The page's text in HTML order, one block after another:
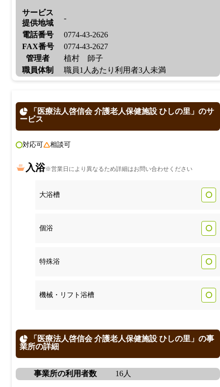
サービス
提供地域
-
電話番号
0774-43-2626
FAX番号
0774-43-2627
管理者
植村 師子
職員体制
職員1人あたり利用者3人未満
「医療法人啓信会 介護老人保健施設 ひしの里」のサ
ービス
対応可 相談可
入浴※営業日により異なるため詳細はお問い合わせください
大浴槽
個浴
特殊浴
機械・リフト浴槽
「医療法人啓信会 介護老人保健施設 ひしの里」の事
業所の詳細
事業所の利用者数 16人